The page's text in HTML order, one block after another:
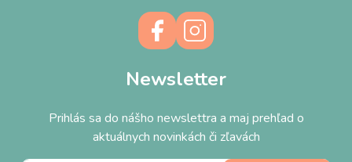
Newsletter
Prihlás sa do nášho newslettra a maj prehľad o
aktuálnych novinkách či zľavách